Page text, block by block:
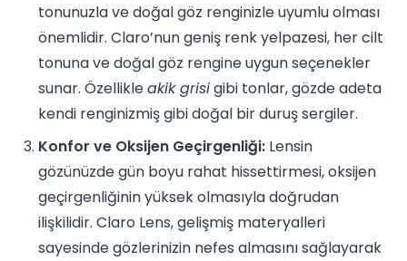
tonunuzla ve doğal göz renginizle uyumlu olması
önemlidir. Claro’nun geniş renk yelpazesi, her cilt
tonuna ve doğal göz rengine uygun seçenekler
sunar. Özellikleakik grisigibi tonlar, gözde adeta
kendi renginizmiş gibi doğal bir duruş sergiler.
Konfor ve Oksijen Geçirgenliği: Lensin
gözünüzde gün boyu rahat hissettirmesi, oksijen
geçirgenliğinin yüksek olmasıyla doğrudan
ilişkilidir. Claro Lens, gelişmiş materyalleri
sayesinde gözlerinizin nefes almasını sağlayarak